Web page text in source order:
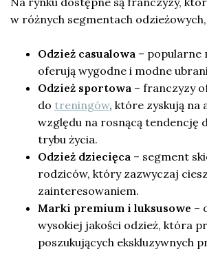
w różnych segmentach
Odzież casualowa – popularne
oferują wygodne i modne
Odzież sportowa – franczyzy
do treningów, które zyskują na
względu na rosnącą tendencję
trybu życia.
Odzież dziecięca – segment
rodziców, który zazwyczaj
zainteresowaniem.
Marki premium i luksusowe –
wysokiej jakości odzież, która
poszukujących ekskluzywnych